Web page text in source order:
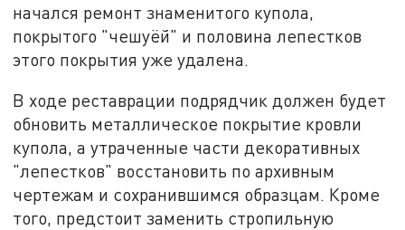
начался ремонт знаменитого купола,
покрытого "чешуёй" и половина лепестков
этого покрытия уже удалена.
В ходе реставрации подрядчик должен будет
обновить металлическое покрытие кровли
купола, а утраченные части декоративных
"лепестков" восстановить по архивным
чертежам и сохранившимся образцам. Кроме
того, предстоит заменить стропильную